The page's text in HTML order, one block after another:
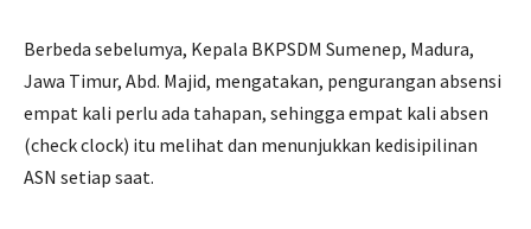
Berbeda sebelumya, Kepala BKPSDM Sumenep, Madura,
Jawa Timur, Abd. Majid, mengatakan, pengurangan absensi
empat kali perlu ada tahapan, sehingga empat kali absen
(check clock) itu melihat dan menunjukkan kedisipilinan
ASN setiap saat.